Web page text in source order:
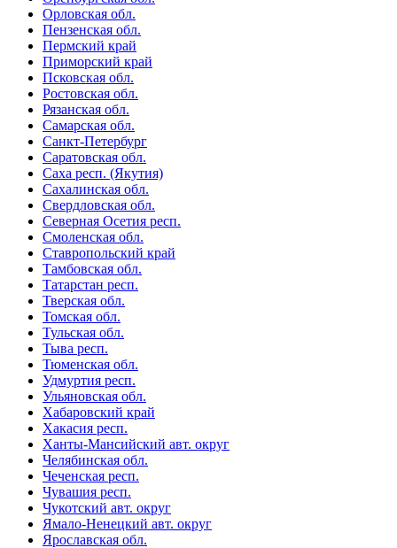
Орловская обл.
Пензенская обл.
Пермский край
Приморский край
Псковская обл.
Ростовская обл.
Рязанская обл.
Самарская обл.
Санкт-Петербург
Саратовская обл.
Саха респ. (Якутия)
Сахалинская обл.
Свердловская обл.
Северная Осетия респ.
Смоленская обл.
Ставропольский край
Тамбовская обл.
Татарстан респ.
Тверская обл.
Томская обл.
Тульская обл.
Тыва респ.
Тюменская обл.
Удмуртия респ.
Ульяновская обл.
Хабаровский край
Хакасия респ.
Ханты-Мансийский авт. округ
Челябинская обл.
Чеченская респ.
Чувашия респ.
Чукотский авт. округ
Ямало-Ненецкий авт. округ
Ярославская обл.